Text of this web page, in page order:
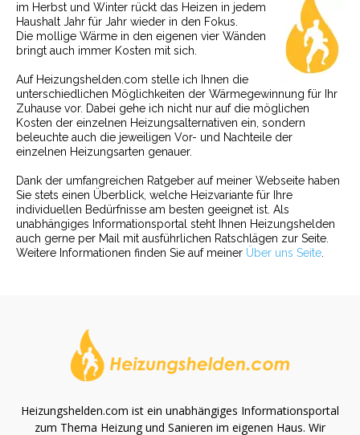
im Herbst und Winter rückt das Heizen in jedem
Haushalt Jahr für Jahr wieder in den Fokus.
Die mollige Wärme in den eigenen vier Wänden
bringt auch immer Kosten mit sich.
Auf Heizungshelden.com stelle ich Ihnen die
unterschiedlichen Möglichkeiten der Wärmegewinnung für Ihr
Zuhause vor. Dabei gehe ich nicht nur auf die möglichen
Kosten der einzelnen Heizungsalternativen ein, sondern
beleuchte auch die jeweiligen Vor- und Nachteile der
einzelnen Heizungsarten genauer.
Dank der umfangreichen Ratgeber auf meiner Webseite haben
Sie stets einen Überblick, welche Heizvariante für Ihre
individuellen Bedürfnisse am besten geeignet ist. Als
unabhängiges Informationsportal steht Ihnen Heizungshelden
auch gerne per Mail mit ausführlichen Ratschlägen zur Seite.
Weitere Informationen finden Sie auf meiner Über uns Seite
Heizungshelden.com ist ein unabhängiges Informationsportal
zum Thema Heizung und Sanieren im eigenen Haus. Wir